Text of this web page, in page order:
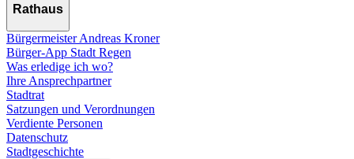
Rathaus
Bürgermeister Andreas Kroner
Bürger-App Stadt Regen
Was erledige ich wo?
Ihre Ansprechpartner
Stadtrat
Satzungen und Verordnungen
Verdiente Personen
Datenschutz
Stadtgeschichte